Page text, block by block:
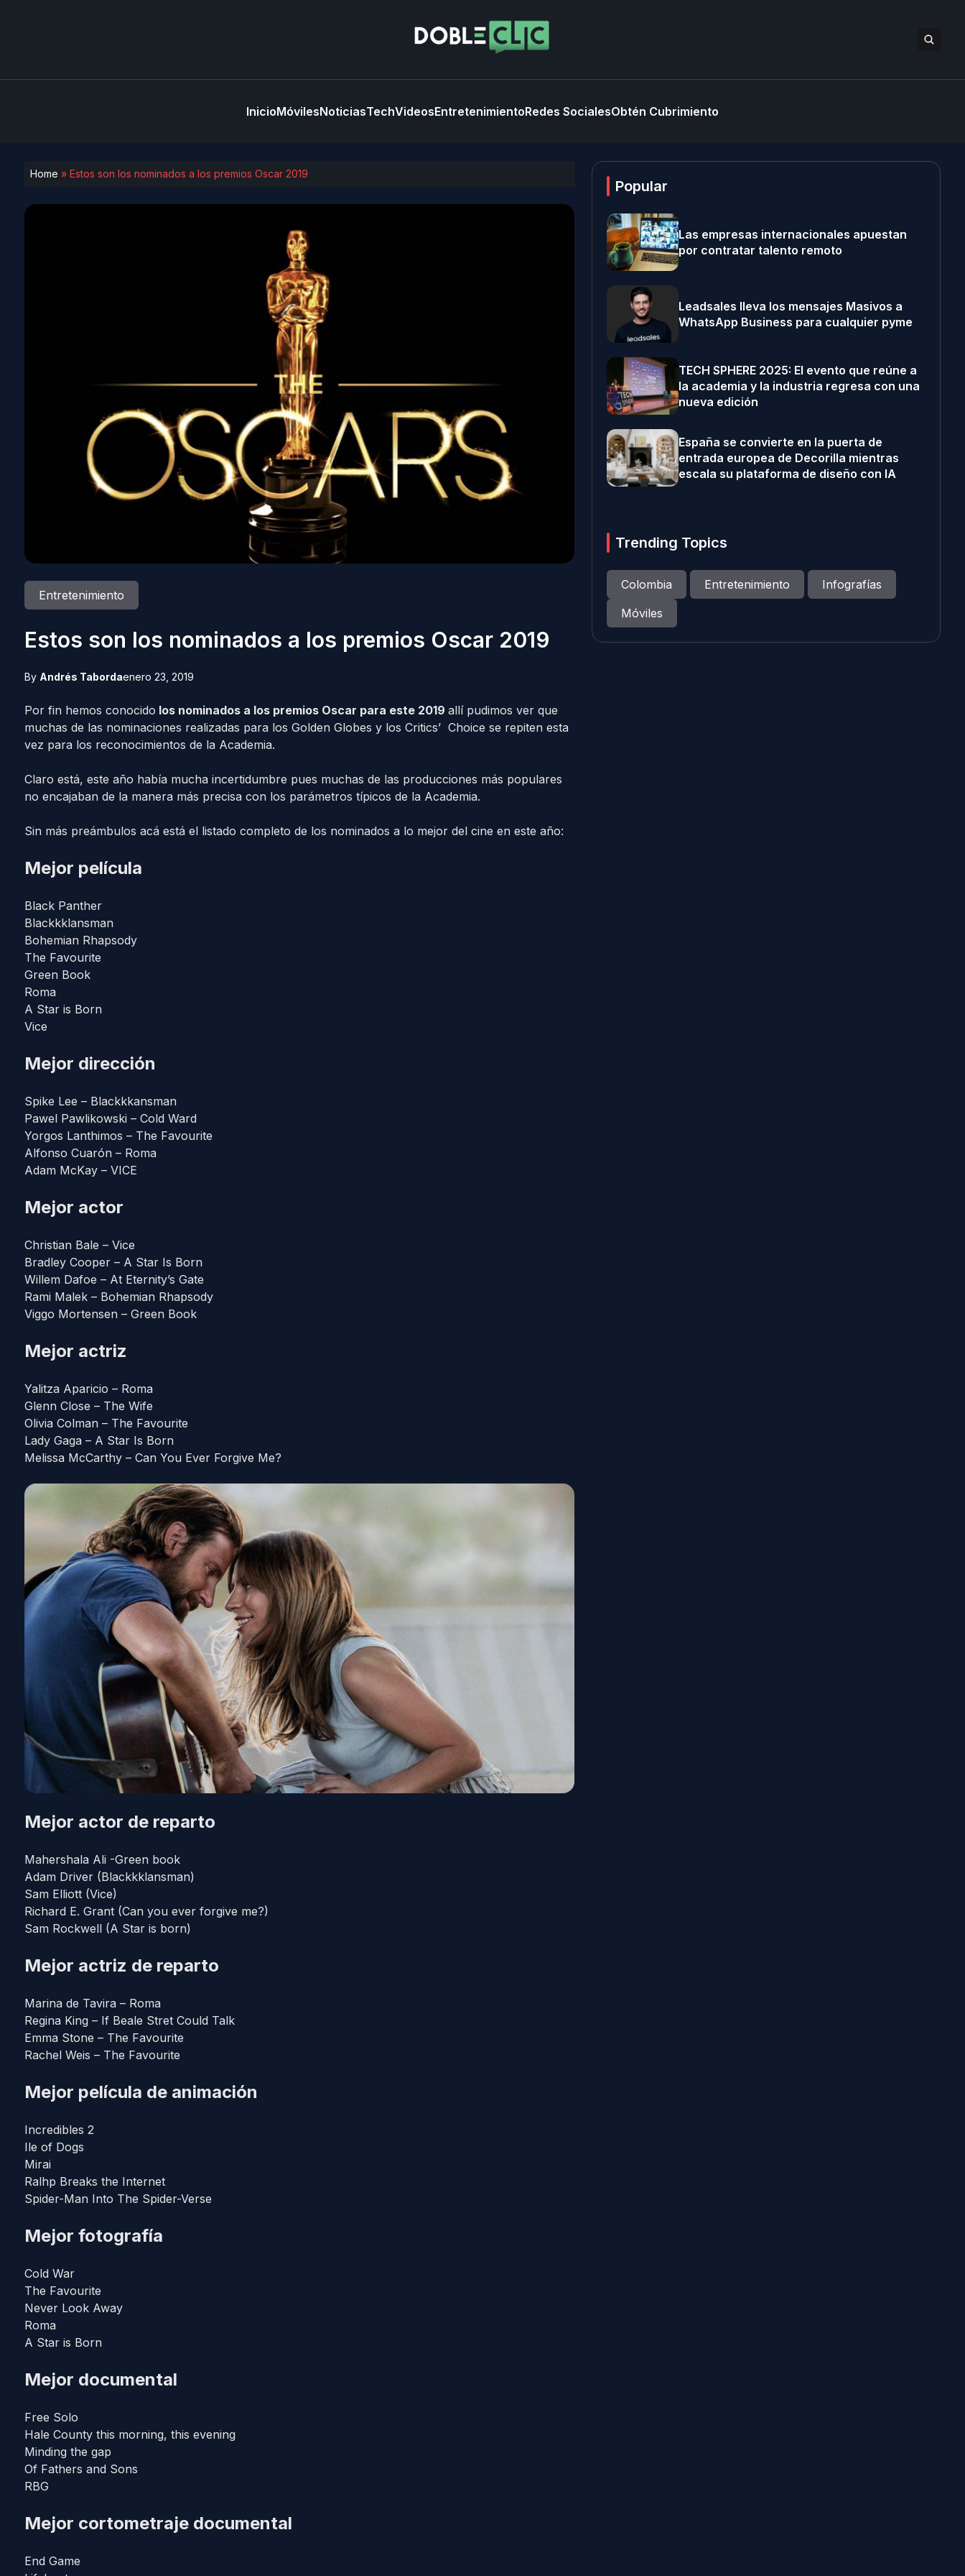
InicioMóvilesNoticiasTechVideosEntretenimientoRedes SocialesObtén Cubrimiento
Home » Estos son los nominados a los premios Oscar 2019
Entretenimiento
Estos son los nominados a los premios Oscar 2019
By Andrés Tabordaenero 23, 2019
Por fin hemos conocido los nominados a los premios Oscar para este 2019 allí pudimos ver que
muchas de las nominaciones realizadas para los Golden Globes y los Critics’ Choice se repiten esta
vez para los reconocimientos de la Academia.
Claro está, este año había mucha incertidumbre pues muchas de las producciones más populares
no encajaban de la manera más precisa con los parámetros típicos de la Academia.
Sin más preámbulos acá está el listado completo de los nominados a lo mejor del cine en este año:
Mejor película
Black Panther
Blackkklansman
Bohemian Rhapsody
The Favourite
Green Book
Roma
A Star is Born
Vice
Mejor dirección
Spike Lee – Blackkkansman
Pawel Pawlikowski – Cold Ward
Yorgos Lanthimos – The Favourite
Alfonso Cuarón – Roma
Adam McKay – VICE
Mejor actor
Christian Bale – Vice
Bradley Cooper – A Star Is Born
Willem Dafoe – At Eternity’s Gate
Rami Malek – Bohemian Rhapsody
Viggo Mortensen – Green Book
Mejor actriz
Yalitza Aparicio – Roma
Glenn Close – The Wife
Olivia Colman – The Favourite
Lady Gaga – A Star Is Born
Melissa McCarthy – Can You Ever Forgive Me?
Mejor actor de reparto
Mahershala Ali -Green book
Adam Driver (Blackkklansman)
Sam Elliott (Vice)
Richard E. Grant (Can you ever forgive me?)
Sam Rockwell (A Star is born)
Mejor actriz de reparto
Marina de Tavira – Roma
Regina King – If Beale Stret Could Talk
Emma Stone – The Favourite
Rachel Weis – The Favourite
Mejor película de animación
Incredibles 2
Ile of Dogs
Mirai
Ralhp Breaks the Internet
Spider-Man Into The Spider-Verse
Mejor fotografía
Cold War
The Favourite
Never Look Away
Roma
A Star is Born
Mejor documental
Free Solo
Hale County this morning, this evening
Minding the gap
Of Fathers and Sons
RBG
Mejor cortometraje documental
End Game
Popular
Las empresas internacionales apuestan
por contratar talento remoto
Leadsales lleva los mensajes Masivos a
WhatsApp Business para cualquier pyme
TECH SPHERE 2025: El evento que reúne a
la academia y la industria regresa con una
nueva edición
España se convierte en la puerta de
entrada europea de Decorilla mientras
escala su plataforma de diseño con IA
Trending Topics
Colombia Entretenimiento
Infografías
Móviles